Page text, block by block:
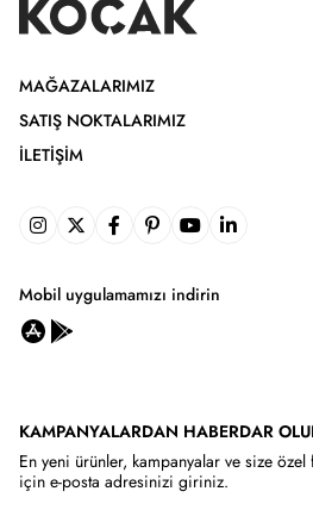
MAĞAZALARIMIZ
SATIŞ NOKTALARIMIZ
İLETIŞIM
Mobil uygulamamızı indirin
KAMPANYALARDAN HABERDAR
En yeni ürünler, kampanyalar ve size özel
için e-posta adresinizi giriniz.